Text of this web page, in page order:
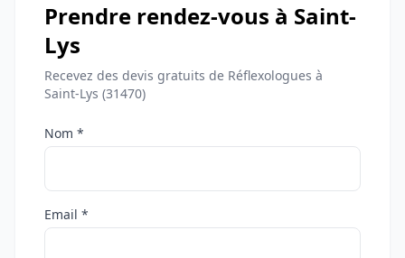
Prendre rendez-vous à Saint-
Lys
Recevez des devis gratuits de Réflexologues à
Saint-Lys (31470)
Nom *
Email *